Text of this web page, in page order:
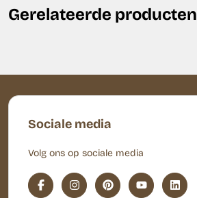
Gerelateerde producten
Sociale media
Volg ons op sociale media